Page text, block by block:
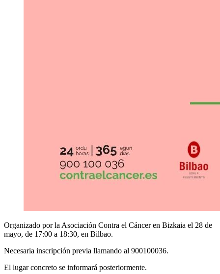
Organizado por la Asociación Contra el Cáncer en Bizkaia el 28 de
mayo, de 17:00 a 18:30, en Bilbao.
Necesaria inscripción previa llamando al 900100036.
El lugar concreto se informará posteriormente.